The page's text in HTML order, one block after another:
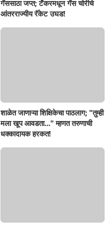
गॅससाठा जप्त; टँकरमधून गॅस चोरीचे
आंतरराज्यीय रॅकेट उघड!
शाळेत जाणाऱ्या शिक्षिकेचा पाठलाग; "तुम्ही
मला खूप आवडता..." म्हणत तरुणाची
धक्कादायक हरकत!